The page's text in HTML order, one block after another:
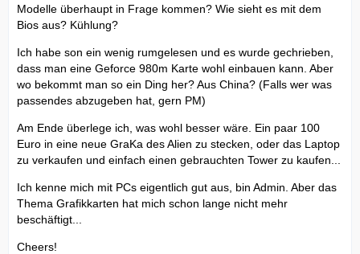
Modelle überhaupt in Frage kommen? Wie sieht es mit dem
Bios aus? Kühlung?
Ich habe son ein wenig rumgelesen und es wurde gechrieben,
dass man eine Geforce 980m Karte wohl einbauen kann. Aber
wo bekommt man so ein Ding her? Aus China? (Falls wer was
passendes abzugeben hat, gern PM)
Am Ende überlege ich, was wohl besser wäre. Ein paar 100
Euro in eine neue GraKa des Alien zu stecken, oder das Laptop
zu verkaufen und einfach einen gebrauchten Tower zu kaufen...
Ich kenne mich mit PCs eigentlich gut aus, bin Admin. Aber das
Thema Grafikkarten hat mich schon lange nicht mehr
beschäftigt...
Cheers!